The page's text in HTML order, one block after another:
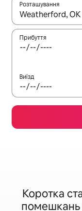
Розташування
Отримавши
Прибуття
Виїзд
Коротка
помешкань